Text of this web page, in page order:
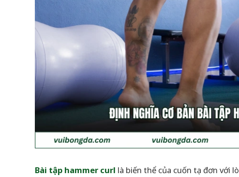
Bài tập hammer curl là biến thể của cuốn tạ đơn với